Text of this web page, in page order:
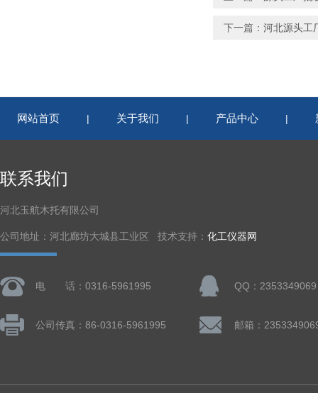
下一篇： 河北源头工
网站首页 | 关于我们 | 产品中心 |
联系我们
河北玉航木托有限公司
公司地址：河北廊坊大城县工业区 技术支持： 化工仪器网
电 话：0316-5961995 QQ：2353349069
公司传真：86-0316-5961995 邮箱：